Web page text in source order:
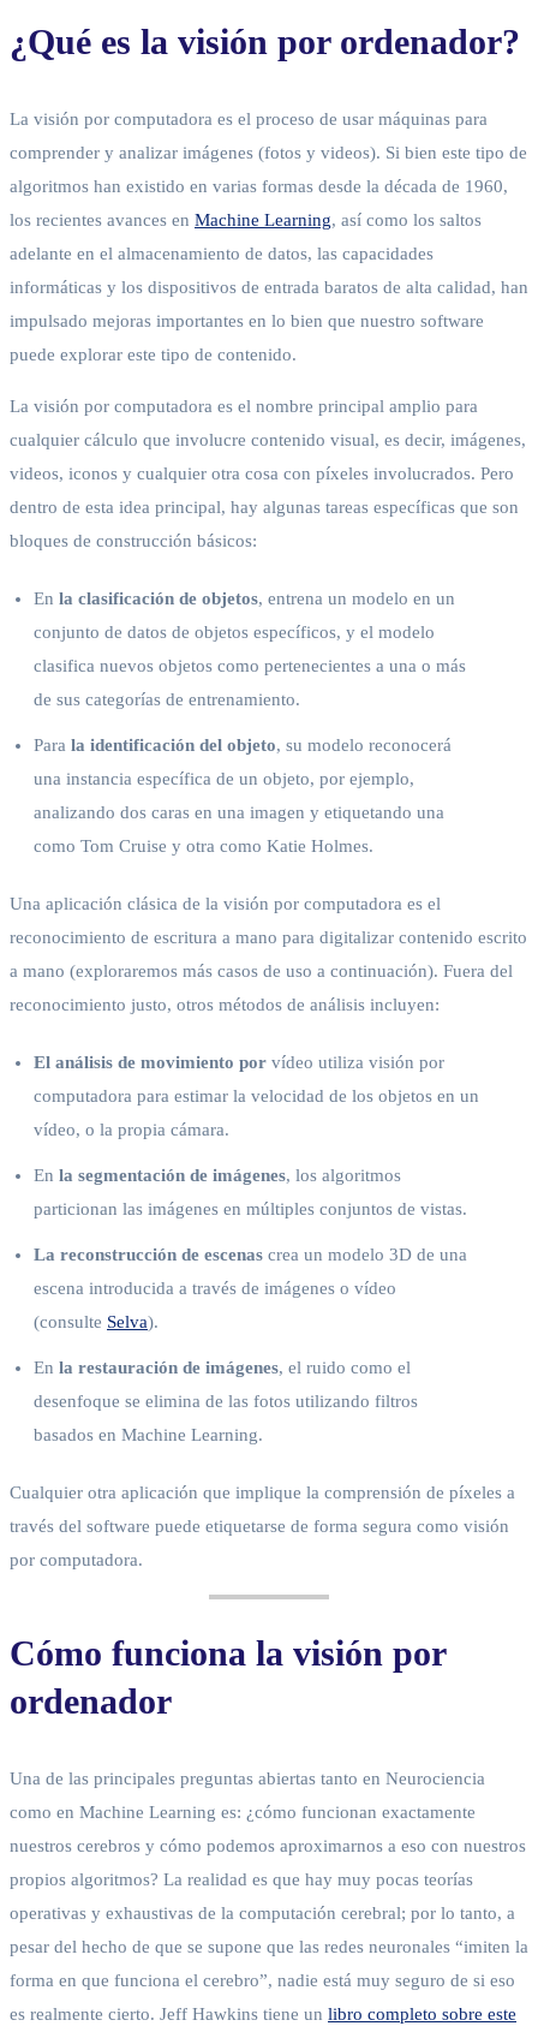
¿Qué es la visión por ordenador?
La visión por computadora es el proceso de usar máquinas para
comprender y analizar imágenes (fotos y videos). Si bien este tipo de
algoritmos han existido en varias formas desde la década de 1960,
los recientes avances en Machine Learning, así como los saltos
adelante en el almacenamiento de datos, las capacidades
informáticas y los dispositivos de entrada baratos de alta calidad, han
impulsado mejoras importantes en lo bien que nuestro software
puede explorar este tipo de contenido.
La visión por computadora es el nombre principal amplio para
cualquier cálculo que involucre contenido visual, es decir, imágenes,
videos, iconos y cualquier otra cosa con píxeles involucrados. Pero
dentro de esta idea principal, hay algunas tareas específicas que son
bloques de construcción básicos:
En la clasificación de objetos, entrena un modelo en un
conjunto de datos de objetos específicos, y el modelo
clasifica nuevos objetos como pertenecientes a una o más
de sus categorías de entrenamiento.
Para la identificación del objeto, su modelo reconocerá
una instancia específica de un objeto, por ejemplo,
analizando dos caras en una imagen y etiquetando una
como Tom Cruise y otra como Katie Holmes.
Una aplicación clásica de la visión por computadora es el
reconocimiento de escritura a mano para digitalizar contenido escrito
a mano (exploraremos más casos de uso a continuación). Fuera del
reconocimiento justo, otros métodos de análisis incluyen:
El análisis de movimiento por vídeo utiliza visión por
computadora para estimar la velocidad de los objetos en un
vídeo, o la propia cámara.
En la segmentación de imágenes, los algoritmos
particionan las imágenes en múltiples conjuntos de vistas.
La reconstrucción de escenas crea un modelo 3D de una
escena introducida a través de imágenes o vídeo
(consulte Selva).
En la restauración de imágenes, el ruido como el
desenfoque se elimina de las fotos utilizando filtros
basados en Machine Learning.
Cualquier otra aplicación que implique la comprensión de píxeles a
través del software puede etiquetarse de forma segura como visión
por computadora.
Cómo funciona la visión por
ordenador
Una de las principales preguntas abiertas tanto en Neurociencia
como en Machine Learning es: ¿cómo funcionan exactamente
nuestros cerebros y cómo podemos aproximarnos a eso con nuestros
propios algoritmos? La realidad es que hay muy pocas teorías
operativas y exhaustivas de la computación cerebral; por lo tanto, a
pesar del hecho de que se supone que las redes neuronales “imiten la
forma en que funciona el cerebro”, nadie está muy seguro de si eso
es realmente cierto. Jeff Hawkins tiene un libro completo sobre este